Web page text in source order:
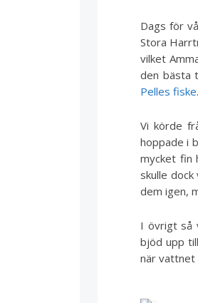
Dags för
Stora
vilket
den bästa
Pelles fiske.
Vi körde
hoppade i
mycket fin
skulle
dem igen,
I övrigt så
bjöd upp
när vattnet